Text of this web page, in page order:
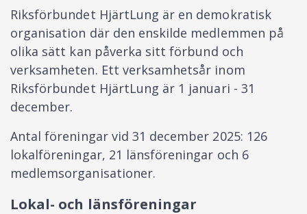
Riksförbundet HjärtLung är en demokratisk
organisation där den enskilde medlemmen på
olika sätt kan påverka sitt förbund och
verksamheten. Ett verksamhetsår inom
Riksförbundet HjärtLung är 1 januari - 31
december.
Antal föreningar vid 31 december 2025: 126
lokalföreningar, 21 länsföreningar och 6
medlemsorganisationer.
Lokal- och länsföreningar